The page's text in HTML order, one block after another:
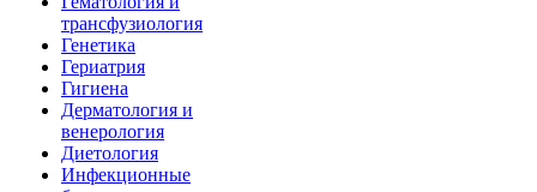
трансфузиология
Генетика
Гериатрия
Гигиена
Дерматология и
венерология
Диетология
Инфекционные